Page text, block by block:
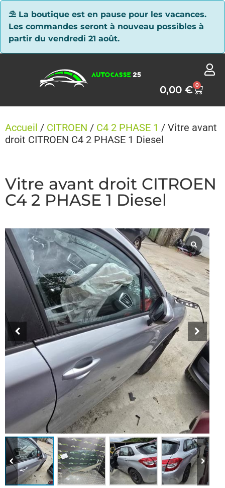
⛱ La boutique est en pause pour les vacances.
Les commandes seront à nouveau possibles à
partir du vendredi 21 août.
0,00€ 0
Accueil / CITROEN / C4 2 PHASE 1 / Vitre avant
droit CITROEN C4 2 PHASE 1 Diesel
Vitre avant droit CITROEN
C4 2 PHASE 1 Diesel
Panneau de gestion des cookies